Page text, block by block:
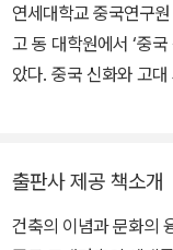
중앙문사연구관 관원
안 종사하면서 중국 고
의 계획과 배치 기법
적이 매우 부족한 이 시
적인 면모, 기술 수준,
연세대학교 중국연구
고 동 대학원에서 ‘중
았다. 중국 신화와 고
도읍지 기행」을 연재
서’, ‘만주족 구술문화
출판사 제공 책소개
건축의 이념과 문화의